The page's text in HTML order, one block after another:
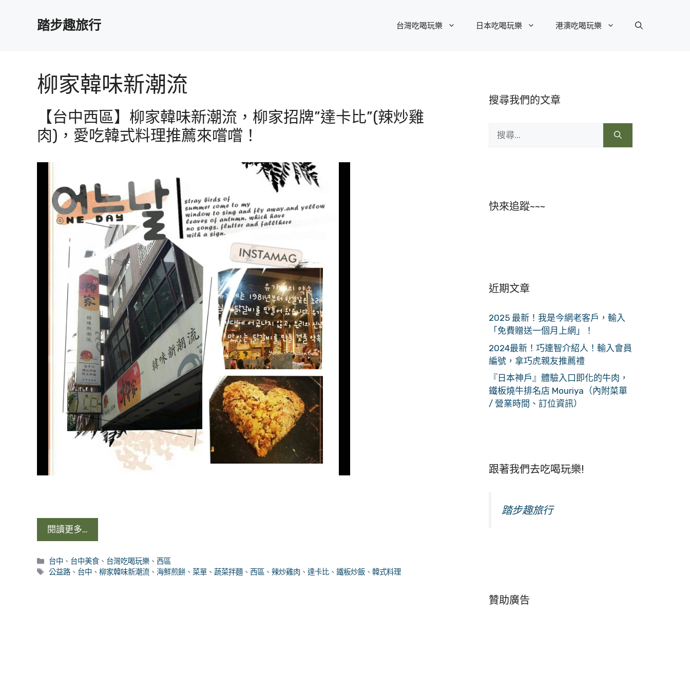
踏步趣旅行 台灣吃喝玩樂 日本吃喝玩樂 港澳吃喝玩樂
柳家韓味新潮流
【台中西區】柳家韓味新潮流，柳家招牌”達卡比”(辣炒雞
肉)，愛吃韓式料理推薦來嚐嚐！
閱讀更多…
分
類
台中 、 台中美食 、 台灣吃喝玩樂 、西區
標
公益路 、 台中 、柳家韓味新潮流 、 海鮮煎餅 、菜單 、蔬菜拌麵 、西區 、辣炒雞肉 、達卡比 、鐵板炒飯 、韓式料理
搜尋我們的文章
尋:
快來追蹤~~~
近期文章
2025 最新！我是今網老客戶，輸入
「免費贈送一個月上網」！
2024最新！巧連智介紹人！輸入會員
編號，拿巧虎親友推薦禮
『日本神戶』體驗入口即化的牛肉，
鐵板燒牛排名店 Mouriya（內附菜單
/ 營業時間、訂位資訊）
跟著我們去吃喝玩樂!
踏步趣旅行
贊助廣告